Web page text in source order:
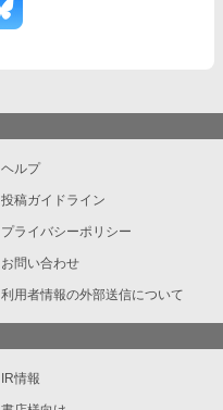
ヘルプ
投稿ガイドライン
プライバシーポリシー
お問い合わせ
利用者情報の外部送信について
IR情報